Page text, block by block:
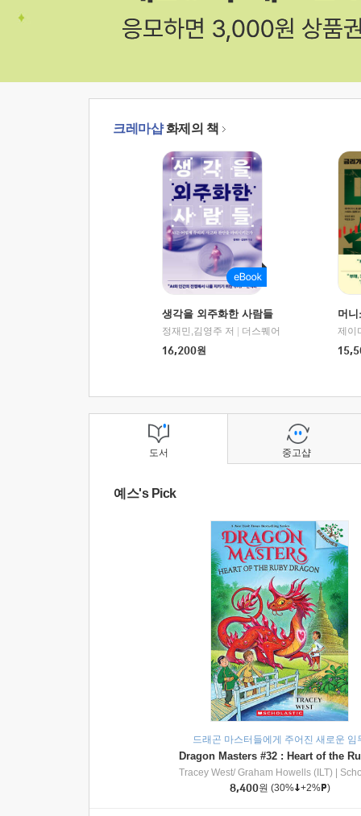
크레마샵화제의 책
생각을 외주화한 사람들
정재민,김영주 저
더스퀘어
16,200원
머
도서
예스's Pick
드래곤 마스터들에게 주어진 새로운 임
Tracey West/ Graham Howells (ILT)
8,400원 (30% +2% )
중고샵